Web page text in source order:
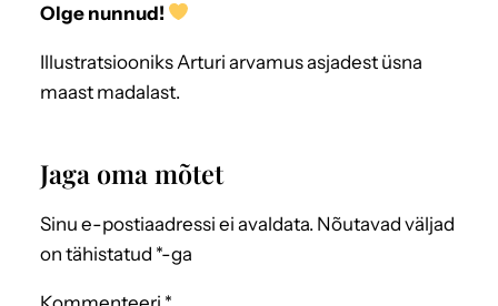
Olge nunnud!
Illustratsiooniks Arturi arvamus asjadest üsna
maast madalast.
Jaga oma mõtet
Sinu e-postiaadressi ei avaldata. Nõutavad väljad
on tähistatud *-ga